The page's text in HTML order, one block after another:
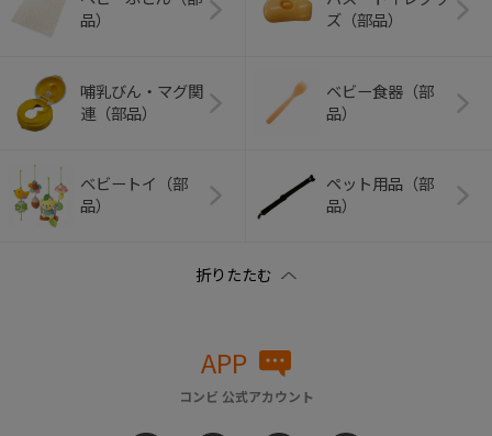
品）
ズ（部品）
哺乳びん・マグ関
連（部品）
ベビー食器（部
品）
ベビートイ（部
品）
ペット用品（部
品）
APP
コンビ 公式アカウント